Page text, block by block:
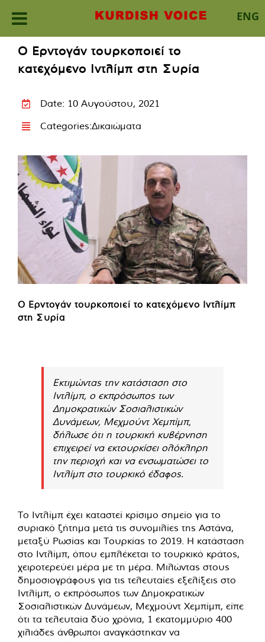
ENG
content
Ο Ερντογάν τουρκοποιεί το
κατεχόμενο Ιντλίμπ στη Συρία
Date: 10 Αυγούστου, 2021
Categories:Δικαιώματα
Ο Ερντογάν τουρκοποιεί το κατεχόμενο Ιντλίμπ
στη Συρία
Εκτιμώντας την κατάσταση στο
Ιντλίμπ, ο εκπρόσωπος των
Δημοκρατικών Σοσιαλιστικών
Δυνάμεων, Μεχμούντ Χεμπίμπ,
δήλωσε ότι η τουρκική κυβέρνηση
επιχειρεί να εκτουρκίσει ολόκληρη
την περιοχή και να ενσωματώσει το
Ιντλίμπ στο τουρκικό έδαφος.
Το Ιντλίμπ έχει καταστεί κρίσιμο σημείο για το
συριακό ζήτημα μετά τις συνομιλίες της Αστάνα,
μεταξύ Ρωσίας και Τουρκίας το 2019. Η κατάσταση
στο Ιντλίμπ, όπου εμπλέκεται το τουρκικό κράτος,
χειροτερεύει μέρα με τη μέρα. Μιλώντας στους
δημοσιογράφους για τις τελευταίες εξελίξεις στο
Ιντλίμπ, ο εκπρόσωπος των Δημοκρατικών
Σοσιαλιστικών Δυνάμεων, Μεχμούντ Χεμπίμπ, είπε
ότι τα τελευταία δύο χρόνια, 1 εκατομμύριο 400
χιλιάδες άνθρωποι αναγκάστηκαν να